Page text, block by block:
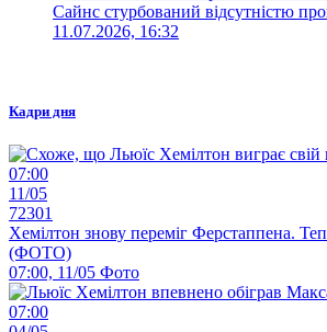
Сайнс стурбований відсутністю
11.07.2026, 16:32
Кадри дня
07:00
11/05
72301
Хемілтон знову переміг Ферстаппена.
(ФОТО)
07:00, 11/05 Фото
07:00